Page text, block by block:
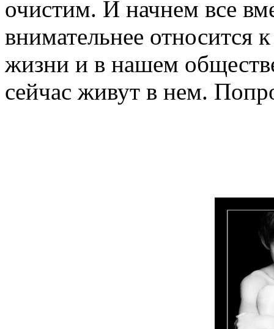
очистим. И начнем все
внимательнее относится
жизни и в нашем
сейчас живут в нем.